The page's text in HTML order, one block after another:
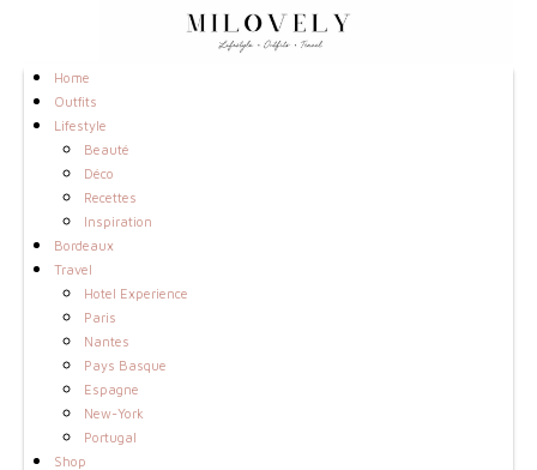
Home
Outfits
Lifestyle
Beauté
Déco
Recettes
Inspiration
Bordeaux
Travel
Hotel Experience
Paris
Nantes
Pays Basque
Espagne
New-York
Portugal
Shop